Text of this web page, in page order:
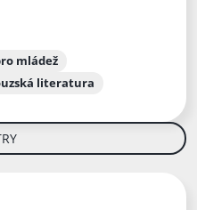
mládež
literatura